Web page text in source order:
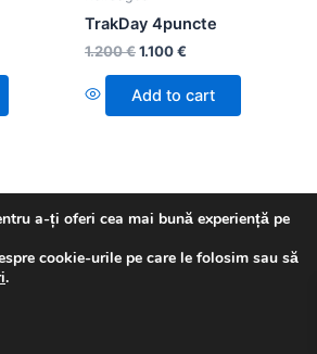
TrakDay 4puncte
1.200€1.100€
Add to cart
Shop | Powered by
a-ți oferi cea mai bună experiență pe
cookie-urile pe care le folosim sau să
.